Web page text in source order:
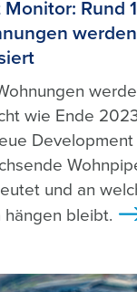
Rund
wie Ende
und an
bleibt.